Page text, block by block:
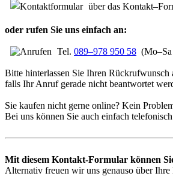
über das
oder rufen Sie uns einfach an:
Tel. 089–978 950 58
Bitte hinterlassen Sie Ihren Rückrufwunsch
falls Ihr Anruf gerade nicht beantwortet
Sie kaufen nicht gerne online? Kein
Bei uns können Sie auch einfach
Mit diesem Kontakt-Formular können
Alternativ freuen wir uns genauso über